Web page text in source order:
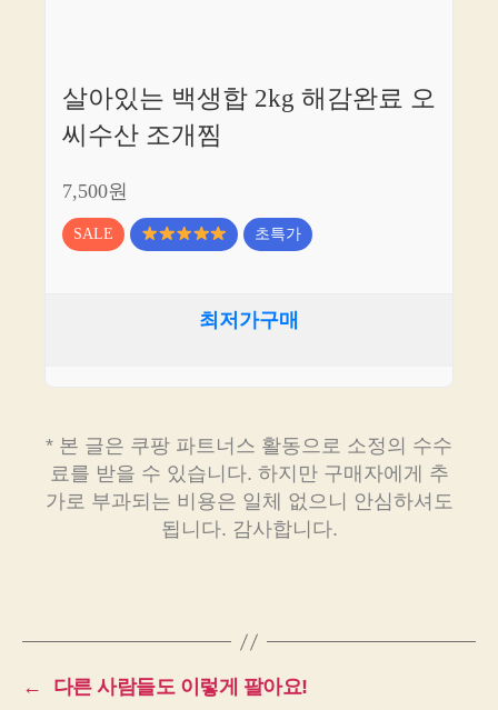
살아있는 백생합 2kg 해감완료 오
씨수산 조개찜
7,500원
SALE 초특가
최저가구매
* 본 글은 쿠팡 파트너스 활동으로 소정의 수수
료를 받을 수 있습니다. 하지만 구매자에게 추
가로 부과되는 비용은 일체 없으니 안심하셔도
됩니다. 감사합니다.
←
다른 사람들도 이렇게 팔아요!